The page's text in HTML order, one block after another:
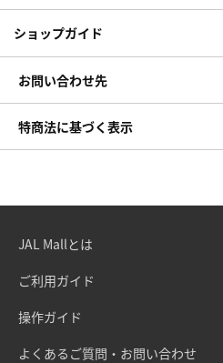
ショップガイド
お問い合わせ先
特商法に基づく表示
JAL Mallとは
ご利用ガイド
操作ガイド
よくあるご質問・お問い合わせ